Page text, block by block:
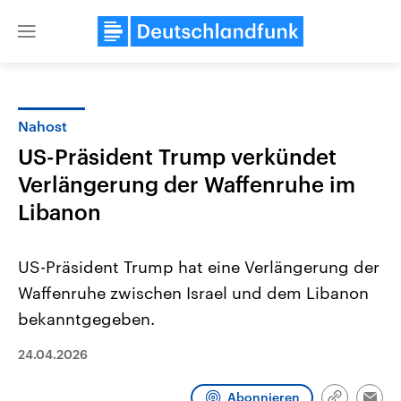
Close
Landtagswahl Sachsen-Anhalt
2026
Sachsen-Anhalt wählt am 6.
Bundesland von einer Koalition aus
den mächtigsten Ländern
mit großem Einfluss auf
Nahost
US-Präsident Trump verkündet
Verlängerung der Waffenruhe im
Libanon
US-Präsident Trump hat eine Verlängerung der
Waffenruhe zwischen Israel und dem Libanon
bekanntgegeben.
24.04.2026
Abonnieren